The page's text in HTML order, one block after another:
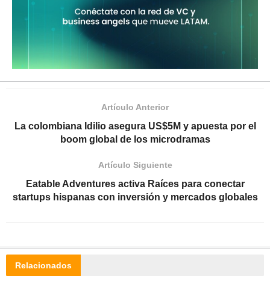
Artículo Anterior
La colombiana Idilio asegura US$5M y apuesta por el
boom global de los microdramas
Artículo Siguiente
Eatable Adventures activa Raíces para conectar
startups hispanas con inversión y mercados globales
Relacionados